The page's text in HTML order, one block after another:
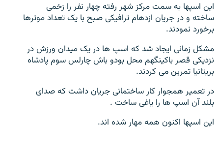
همۀ سایت‌های رادیو آزادی/ رادیو اروپای آزاد
این اسپها به سمت مرکز شهر رفته چهار نفر را زخمی
ساخته و در جریان ازدهام ترافیکی صبح با یک تعداد موترها
برخورد نمودند.
مشکل زمانی ایجاد شد که اسپ ها در یک میدان ورزش در
نزدیکی قصر باکینگهم محل بودو باش چارلس سوم پادشاه
بریتانیا تمرین می کردند.
در تعمیر همجوار کار ساختمانی جریان داشت که صدای
بلند آن اسپ ها را یاغی ساخت .
این اسپها اکنون همه مهار شده اند.